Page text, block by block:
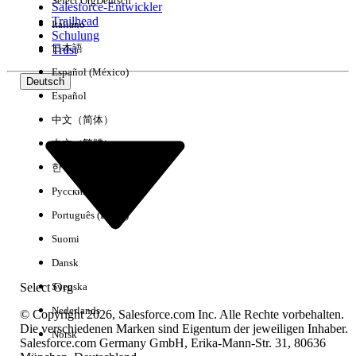
Erfahrung
Keine Ergebnisse
Salesforce-Entwickler
Trailhead
Schulung
Trust
Deutsch
Select Org
Italiano
日本語
Español (México)
Español
中文（简体）
中文（繁體）
한국어
Русский
Português (Brasil)
Suomi
Dansk
Svenska
Nederlands
Norsk
© Copyright 2026, Salesforce.com Inc. Alle Rechte vorbehalten.
Die verschiedenen Marken sind Eigentum der jeweiligen Inhaber.
Salesforce.com Germany GmbH, Erika-Mann-Str. 31, 80636